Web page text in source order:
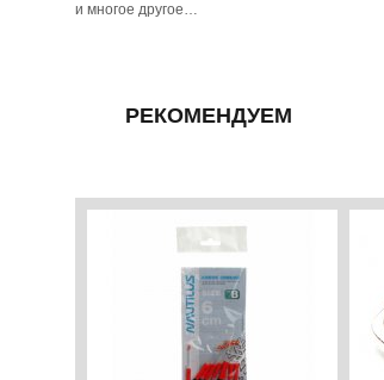
и многое другое…
РЕКОМЕНДУЕМ